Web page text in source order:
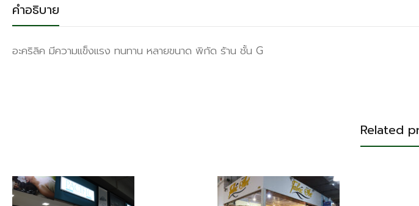
คำอธิบาย
อะคริลิค มีความแข็งแรง ทนทาน หลายขนาด พิกัด ร้าน ชั้น G
Related